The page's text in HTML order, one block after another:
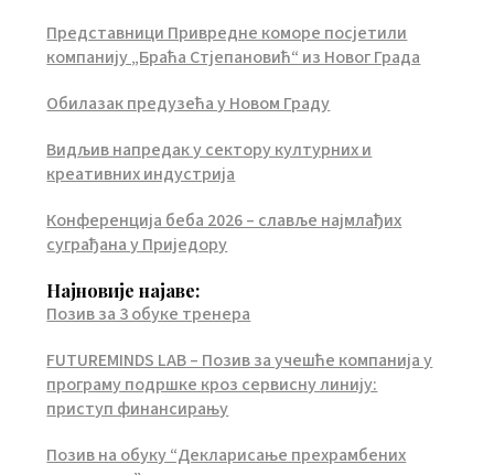
Представници Привредне коморе посјетили
компанију „Браћа Стјепановић“ из Новог Града
Обилазак предузећа у Новом Граду
Видљив напредак у сектору културних и
креативних индустрија
Конференција беба 2026 – славље најмлађих
суграђана у Приједору
Најновије најаве:
Позив за 3 обуке тренера
FUTUREMINDS LAB – Позив за учешће компанија у
програму подршке кроз сервисну линију:
приступ финансирању
Позив на обуку “Декларисање прехрамбених